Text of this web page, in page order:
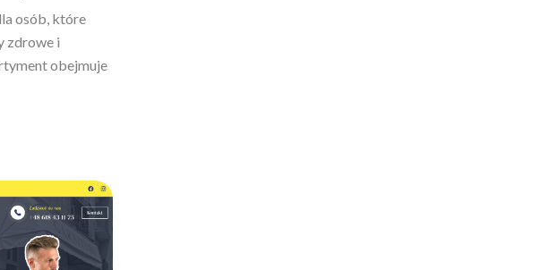
osób, które
zdrowe i
obejmuje